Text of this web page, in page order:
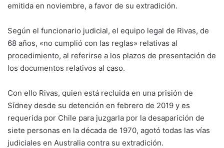
emitida en noviembre, a favor de su extradición.
Según el funcionario judicial, el equipo legal de Rivas, de
68 años, «no cumplió con las reglas» relativas al
procedimiento, al referirse a los plazos de presentación de
los documentos relativos al caso.
Con ello Rivas, quien está recluida en una prisión de
Sídney desde su detención en febrero de 2019 y es
requerida por Chile para juzgarla por la desaparición de
siete personas en la década de 1970, agotó todas las vías
judiciales en Australia contra su extradición.